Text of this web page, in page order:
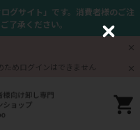
グサイト」です。消費者様のご注
了承ください。
ためログインはできません
C